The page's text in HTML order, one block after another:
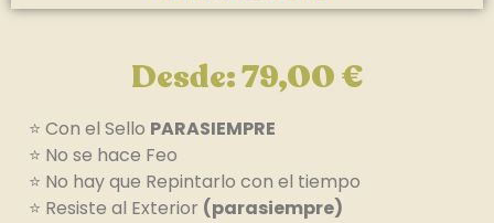
Desde:79,00€
⭐ Con el Sello PARASIEMPRE
⭐ No se hace Feo
⭐ No hay que Repintarlo con el tiempo
⭐ Resiste al Exterior (parasiempre)